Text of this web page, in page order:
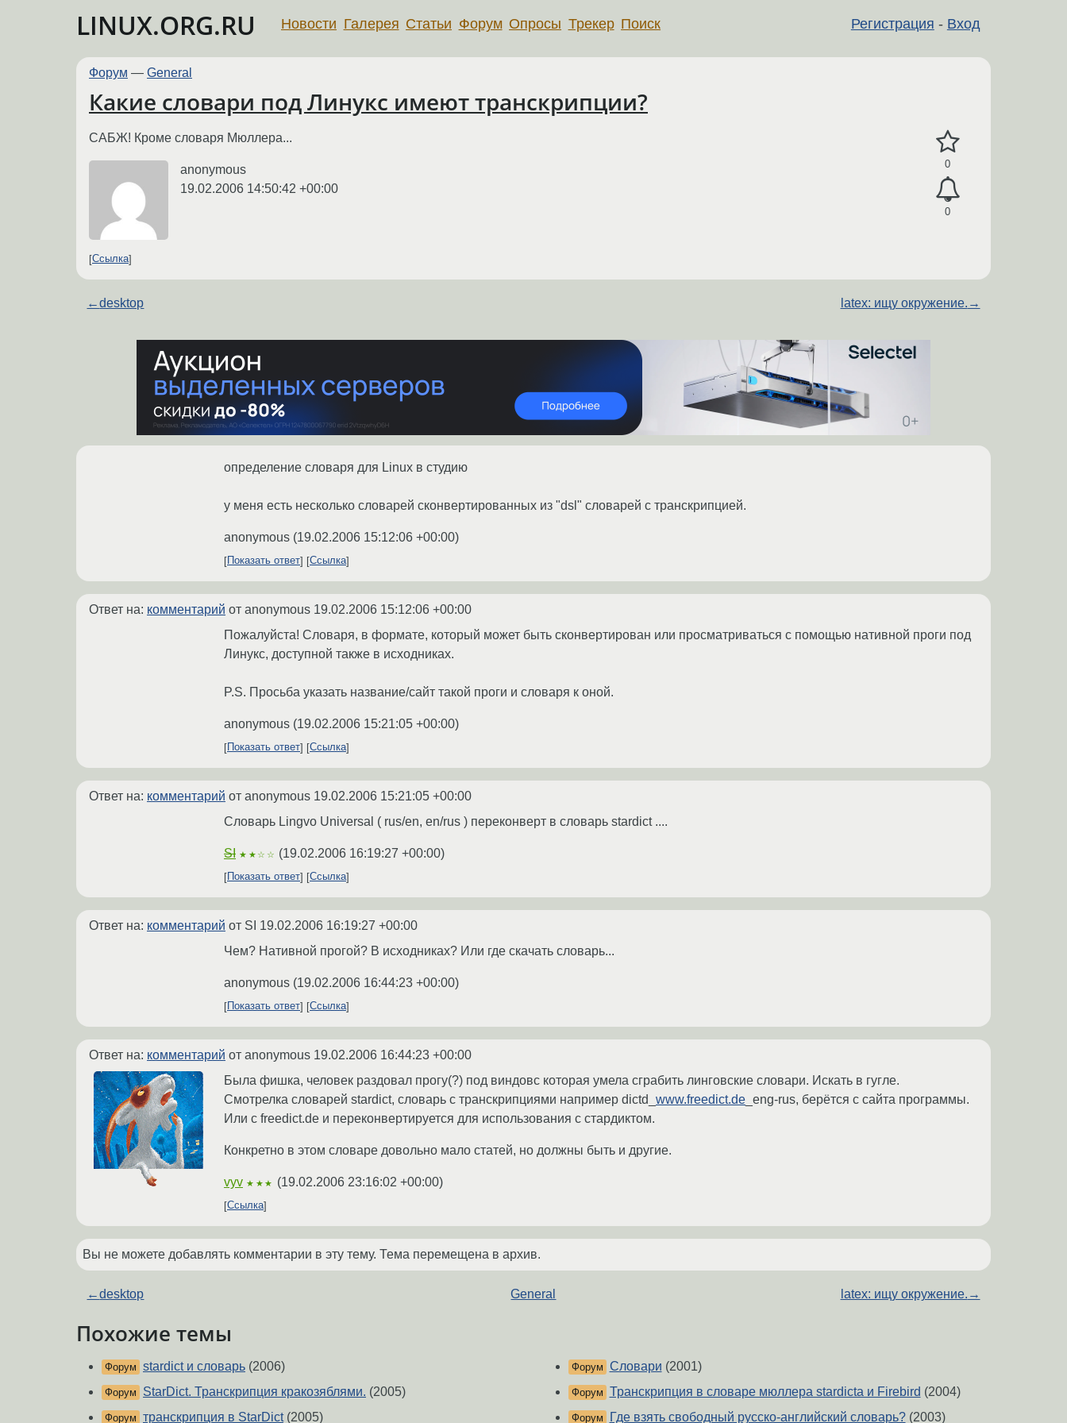
LINUX.ORG.RU Регистрация - Вход
Новости Галерея Статьи Форум Опросы Трекер Поиск
Форум — General
Какие словари под Линукс имеют транскрипции?
0
0
САБЖ! Кроме словаря Мюллера...
anonymous
19.02.2006 14:50:42 +00:00
Ссылка
←desktop latex: ищу окружение. →
определение словаря для Linux в студию
у меня есть несколько словарей сконвертированных из "dsl" словарей с транскрипцией.
anonymous (19.02.2006 15:12:06 +00:00)
Показать ответ Ссылка
Ответ на: комментарий от anonymous 19.02.2006 15:12:06 +00:00
Пожалуйста! Словаря, в формате, который может быть сконвертирован или просматриваться с помощью нативной проги под
Линукс, доступной также в исходниках.
P.S. Просьба указать название/сайт такой проги и словаря к оной.
anonymous (19.02.2006 15:21:05 +00:00)
Показать ответ Ссылка
Ответ на: комментарий от anonymous 19.02.2006 15:21:05 +00:00
Словарь Lingvo Universal ( rus/en, en/rus ) переконверт в словарь stardict ....
SI ★★☆☆ (19.02.2006 16:19:27 +00:00)
Показать ответ Ссылка
Ответ на: комментарий от SI 19.02.2006 16:19:27 +00:00
Чем? Нативной прогой? В исходниках? Или где скачать словарь...
anonymous (19.02.2006 16:44:23 +00:00)
Показать ответ Ссылка
Ответ на: комментарий от anonymous 19.02.2006 16:44:23 +00:00
Была фишка, человек раздовал прогу(?) под виндовс которая умела сграбить линговские словари. Искать в гугле.
Смотрелка словарей stardict, словарь с транскрипциями например dictd_ www.freedict.de _eng-rus, берётся с сайта программы.
Или с freedict.de и переконвертируется для использования с стардиктом.
Конкретно в этом словаре довольно мало статей, но должны быть и другие.
vyv ★★★ (19.02.2006 23:16:02 +00:00)
Ссылка
Вы не можете добавлять комментарии в эту тему. Тема перемещена в архив.
←desktop General latex: ищу окружение. →
Похожие темы
Форум stardict и словарь (2006)
Форум StarDict. Транскрипция кракозяблями. (2005)
Форум транскрипция в StarDict(2005)
Форум Словари (2001)
Форум Транскрипция в словаре мюллера stardictа и Firebird (2004)
Форум Где взять свободный русско-английский словарь?(2003)